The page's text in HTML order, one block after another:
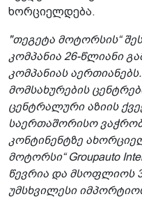
ხორციელდება.
"თეგეტა მოტორსის“
კომპანია 26-წლიანი
კომპანიას
მომსახურების
ცენტრალური აზიის
საერთაშორისო
კონტინენტზე
მოტორსი“ Groupauto
წევრია და მსოფლიოს
უმსხვილესი